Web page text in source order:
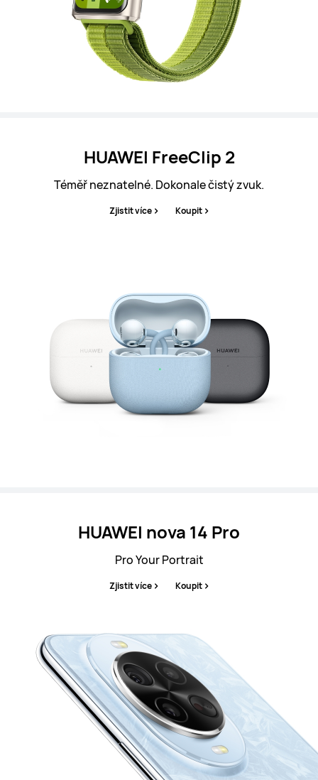
HUAWEI FreeClip 2
Téměř neznatelné. Dokonale čistý zvuk.
Zjistit více Koupit
HUAWEI nova 14 Pro
Pro Your Portrait
Zjistit více Koupit